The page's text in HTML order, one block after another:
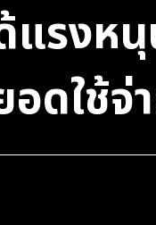
แรงห
ดใช้จ่